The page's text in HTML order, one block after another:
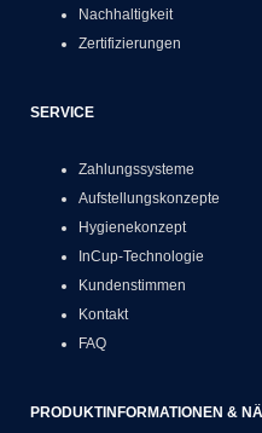
Nachhaltigkeit
Zertifizierungen
SERVICE
Zahlungssysteme
Aufstellungskonzepte
Hygienekonzept
InCup-Technologie
Kundenstimmen
Kontakt
FAQ
PRODUKTINFORMATIONEN &